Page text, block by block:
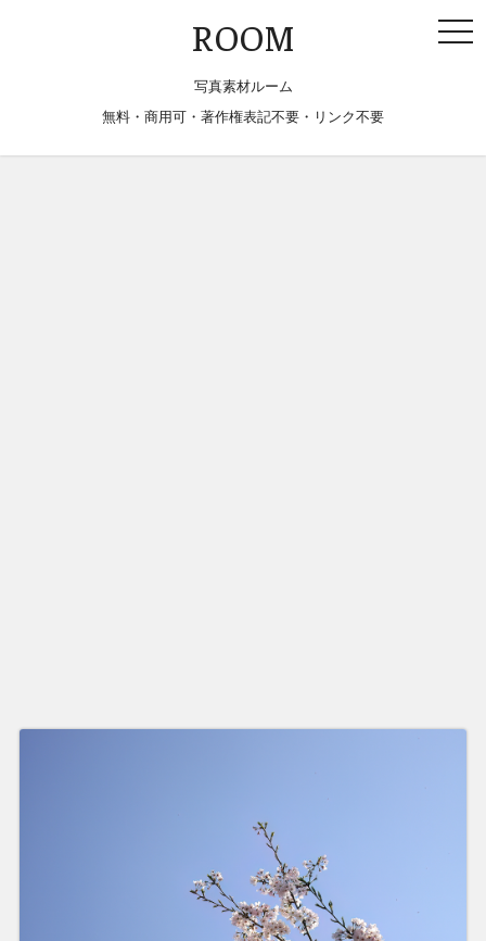
ROOM
写真素材ルーム
無料・商用可・著作権表記不要・リンク不要